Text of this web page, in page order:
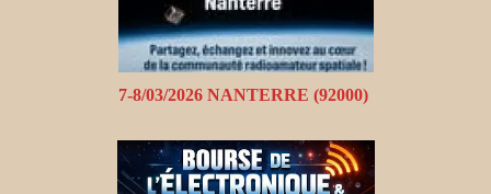
7-8/03/2026 NANTERRE (92000)